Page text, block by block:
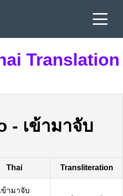
Translation
- เข้ามาจับ
Thai Transliteration
ข้ามาจับ